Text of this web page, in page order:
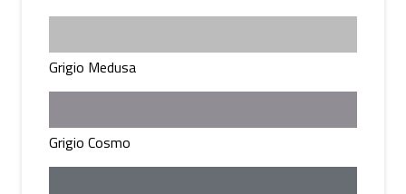
Grigio Medusa
Grigio Cosmo